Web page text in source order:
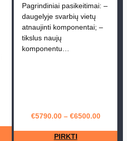
Pagrindiniai pasikeitimai: –
daugelyje svarbių vietų
atnaujinti komponentai; –
tikslus naujų
komponentu…
€5790.00– €6500.00
PIRKTI